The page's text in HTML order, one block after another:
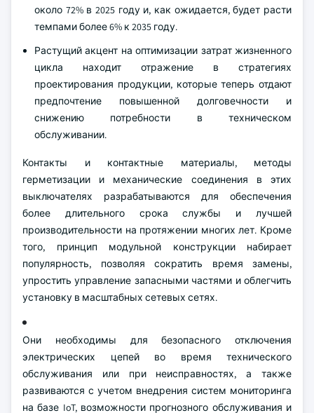
около 72% в 2025 году и, как ожидается, будет расти
темпами более 6% к 2035 году.
Растущий акцент на оптимизации затрат жизненного
цикла находит отражение в стратегиях
проектирования продукции, которые теперь отдают
предпочтение повышенной долговечности и
снижению потребности в техническом
обслуживании.
Контакты и контактные материалы, методы
герметизации и механические соединения в этих
выключателях разрабатываются для обеспечения
более длительного срока службы и лучшей
производительности на протяжении многих лет. Кроме
того, принцип модульной конструкции набирает
популярность, позволяя сократить время замены,
упростить управление запасными частями и облегчить
установку в масштабных сетевых сетях.
Они необходимы для безопасного отключения
электрических цепей во время технического
обслуживания или при неисправностях, а также
развиваются с учетом внедрения систем мониторинга
на базе IoT, возможности прогнозного обслуживания и